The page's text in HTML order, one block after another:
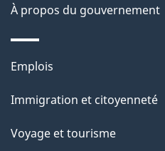
d
e
l
a
p
site
À propos du gouvernement
Thèmes
sujets
Emplois
Immigration et citoyenneté
Voyage et tourisme